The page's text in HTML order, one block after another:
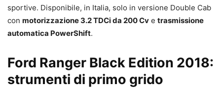
sportive. Disponibile, in Italia, solo in versione Double Cab
con motorizzazione 3.2 TDCi da 200 Cv e trasmissione
automatica PowerShift.
Ford Ranger Black Edition 2018:
strumenti di primo grido